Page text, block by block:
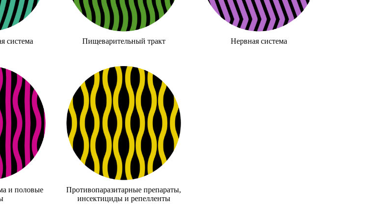
система Пищеварительный тракт Нервная система
и половые
Противопаразитарные препараты,
инсектициды и репелленты